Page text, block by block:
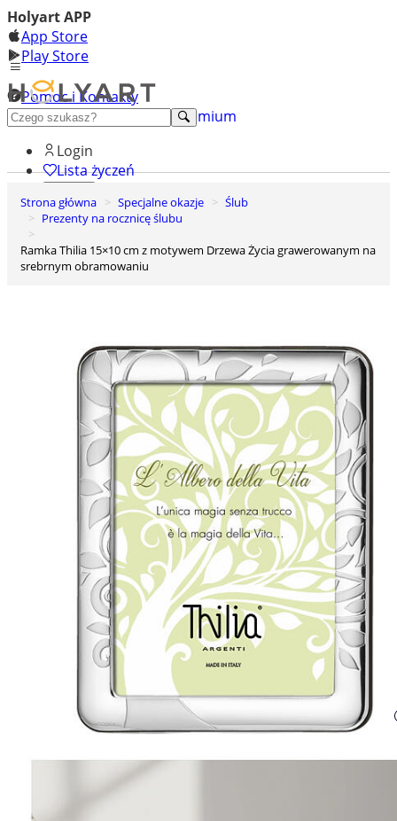
Holyart APP
App Store
Play Store
Pomoc i Kontakty
+48 222 922 860
Odkryj premium
Login
Lista życzeń
0
Koszyk
Strona główna Specjalne okazje
Ślub
Prezenty na rocznicę ślubu
Ramka Thilia 15×10 cm z motywem Drzewa Życia grawerowanym na
srebrnym obramowaniu